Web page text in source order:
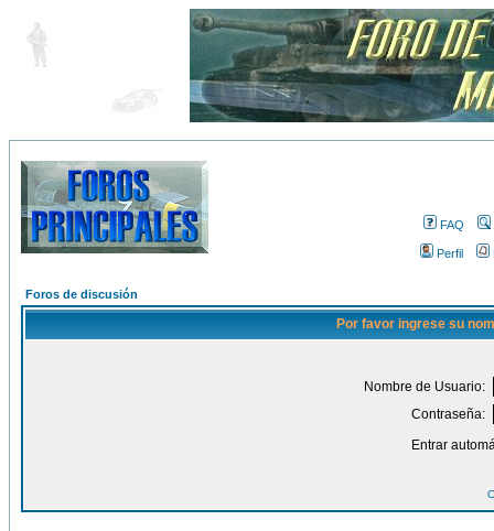
FAQ
Perfil
Foros de discusión
Por favor ingrese su
Nombre de Usuario:
Contraseña:
Entrar